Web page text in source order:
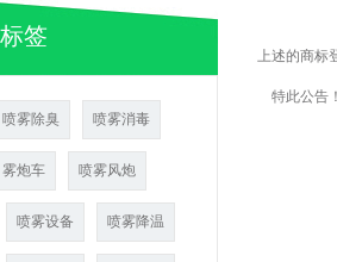
签
喷雾除臭 喷雾消毒
雾炮车 喷雾风炮
喷雾设备 喷雾降温
上述的商标
特此公告！